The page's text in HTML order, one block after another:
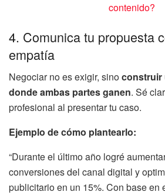
contenido?
4. Comunica tu propuesta
empatía
Negociar no es exigir, sinoconstruir
donde ambas partes ganen. Sé
profesional al presentar tu caso.
Ejemplo de cómo plantearlo:
“Durante el último año logré
conversiones del canal digital y
publicitario en un 15%. Con base en